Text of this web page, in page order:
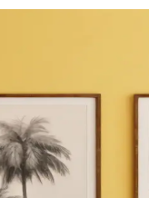
hem